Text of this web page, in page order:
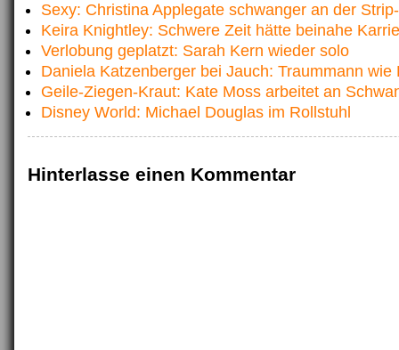
Sexy: Christina Applegate schwanger an der
Keira Knightley: Schwere Zeit hätte beinahe
Verlobung geplatzt: Sarah Kern wieder solo
Daniela Katzenberger bei Jauch: Traummann wie
Geile-Ziegen-Kraut: Kate Moss arbeitet an
Disney World: Michael Douglas im Rollstuhl
Hinterlasse einen Kommentar